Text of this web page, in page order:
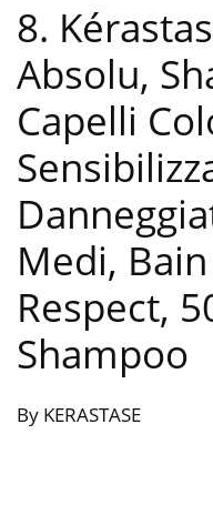
8.
Absolu,
Capelli
Medi,
Respect,
Shampoo
By KERASTASE